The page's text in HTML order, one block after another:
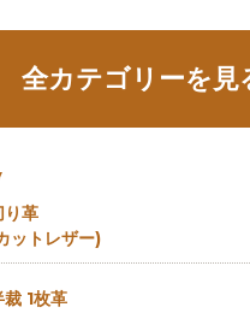
全カテゴリーを見
り革
ットレザー)
裁 1枚革